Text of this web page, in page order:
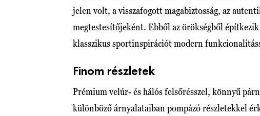
jelen volt, a visszafogott magabiztosság, az
megtestesítőjeként. Ebből az örökségből építkezik
klasszikus sportinspirációt modern
Finom részletek
Prémium velúr- és hálós felsőrésszel, könnyű
különböző árnyalataiban pompázó részletekkel